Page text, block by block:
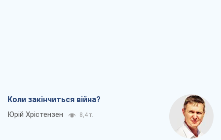
Коли закінчиться війна?
Юрій Хрістензен 8,4 т.